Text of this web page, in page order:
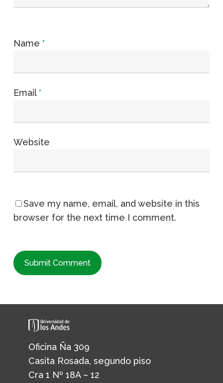
Name *
Email*
Website
Save my name, email, and website in this
browser for the next time I comment.
Oficina Ña 309
Casita Rosada, segundo piso
Cra 1 Nº 18A – 12